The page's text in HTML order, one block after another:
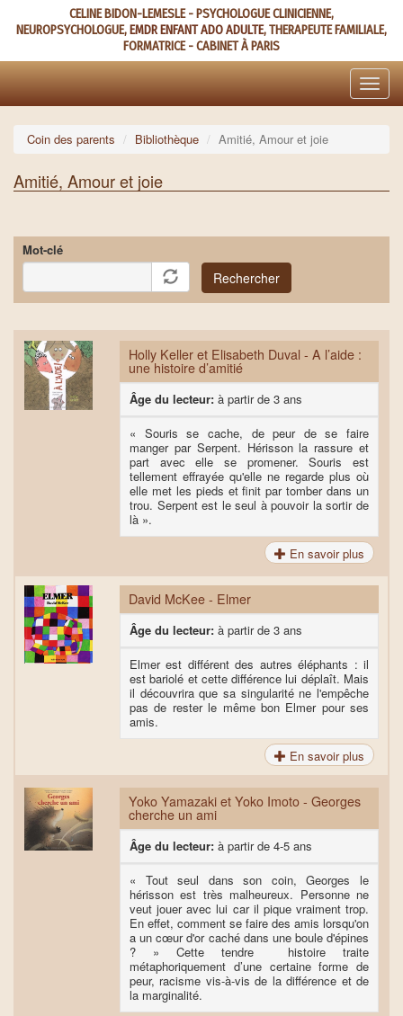
contenu
CELINE BIDON-LEMESLE - PSYCHOLOGUE CLINICIENNE,
NEUROPSYCHOLOGUE,EMDR ENFANT ADO ADULTE, THERAPEUTE FAMILIALE,
FORMATRICE - CABINET À PARIS
Toggle
Coin des parents Bibliothèque Amitié, Amour et joie
Amitié, Amour et joie
Mot-clé
Rechercher
Holly Keller et Elisabeth Duval - A l’aide :
une histoire d’amitié
Âge du lecteur: à partir de 3 ans
« Souris se cache, de peur de se faire
manger par Serpent. Hérisson la rassure et
part avec elle se promener. Souris est
tellement effrayée qu'elle ne regarde plus où
elle met les pieds et finit par tomber dans un
trou. Serpent est le seul à pouvoir la sortir de
là ».
En savoir plus
David McKee - Elmer
Âge du lecteur: à partir de 3 ans
Elmer est différent des autres éléphants : il
est bariolé et cette différence lui déplaît. Mais
il découvrira que sa singularité ne l'empêche
pas de rester le même bon Elmer pour ses
amis.
En savoir plus
Yoko Yamazaki et Yoko Imoto - Georges
cherche un ami
Âge du lecteur: à partir de 4-5 ans
« Tout seul dans son coin, Georges le
hérisson est très malheureux. Personne ne
veut jouer avec lui car il pique vraiment trop.
En effet, comment se faire des amis lorsqu'on
a un cœur d'or caché dans une boule d'épines
? » Cette tendre histoire traite
métaphoriquement d’une certaine forme de
peur, racisme vis-à-vis de la différence et de
la marginalité.